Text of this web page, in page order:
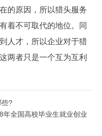
原因，所以猎头服务
着不可取代的地位。同
人才，所以企业对于猎
两者只是一个互为互利
些?
年全国高校毕业生就业创业